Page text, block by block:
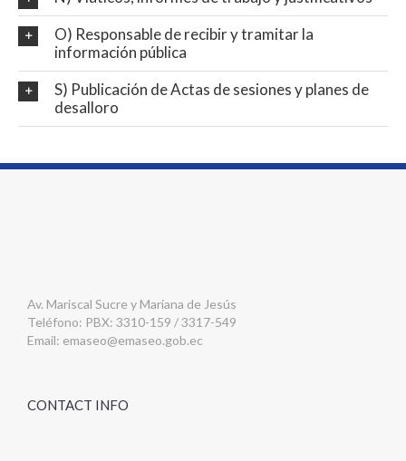
O) Responsable de recibir y tramitar la
información pública
S) Publicación de Actas de sesiones y planes de
desalloro
Av. Mariscal Sucre y Mariana de Jesús
Teléfono: PBX: 3310-159 / 3317-549
Email: emaseo@emaseo.gob.ec
CONTACT INFO